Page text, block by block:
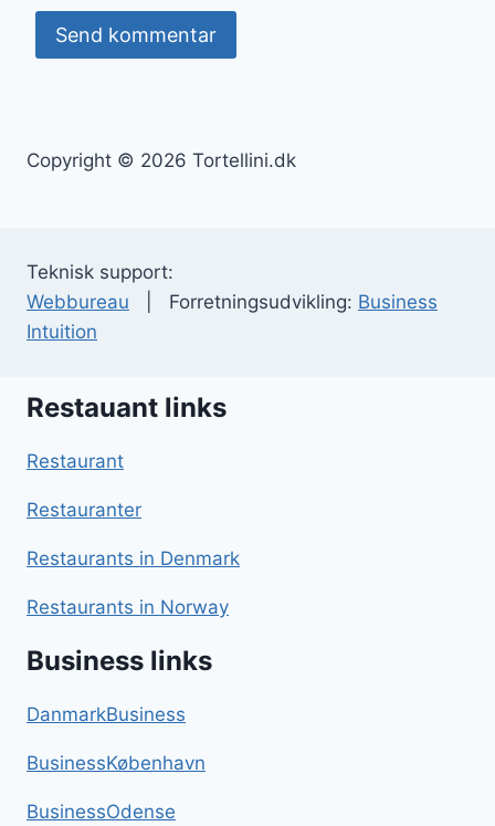
Copyright © 2026 Tortellini.dk
Teknisk support:
Webbureau | Forretningsudvikling: Business
Intuition
Restauant links
Restaurant
Restauranter
Restaurants in Denmark
Restaurants in Norway
Business links
DanmarkBusiness
BusinessKøbenhavn
BusinessOdense